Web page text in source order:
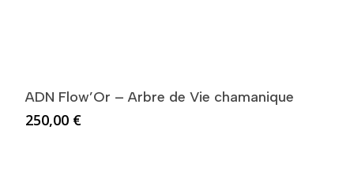
ADN Flow’Or – Arbre de Vie chamanique
250,00 €